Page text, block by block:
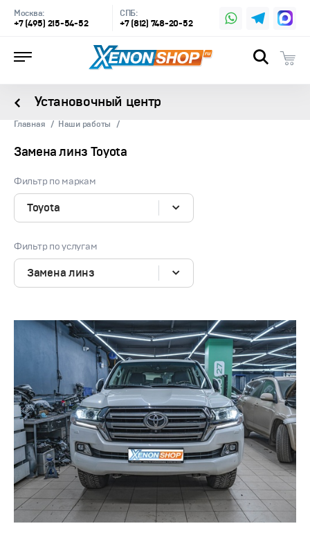
Москва:
+7 (495) 215-54-52
СПБ:
+7 (812) 748-20-52
Установочный центр
Главная Наши работы
Замена линз Toyota
Фильтр по маркам
Toyota
Фильтр по услугам
Замена линз